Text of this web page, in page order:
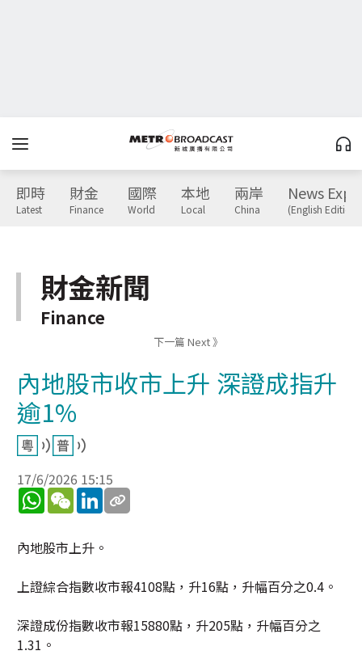
即時
Latest
財金
Finance
國際
World
本地
Local
兩岸
China
News
(English Edition)
財金新聞
Finance
下一篇 Next 》
內地股市收市上升 深證成指升
逾1%
17/6/2026 15:15
WhatsApp
WeChatLinkedIn
內地股市上升。
上證綜合指數收市報4108點，升16點，升幅百分之0.4。
深證成份指數收市報15880點，升205點，升幅百分之
1.31。